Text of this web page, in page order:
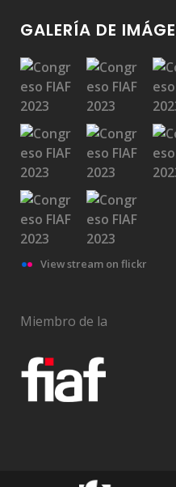
GALERÍA DE
View stream on flickr
Miembro de la